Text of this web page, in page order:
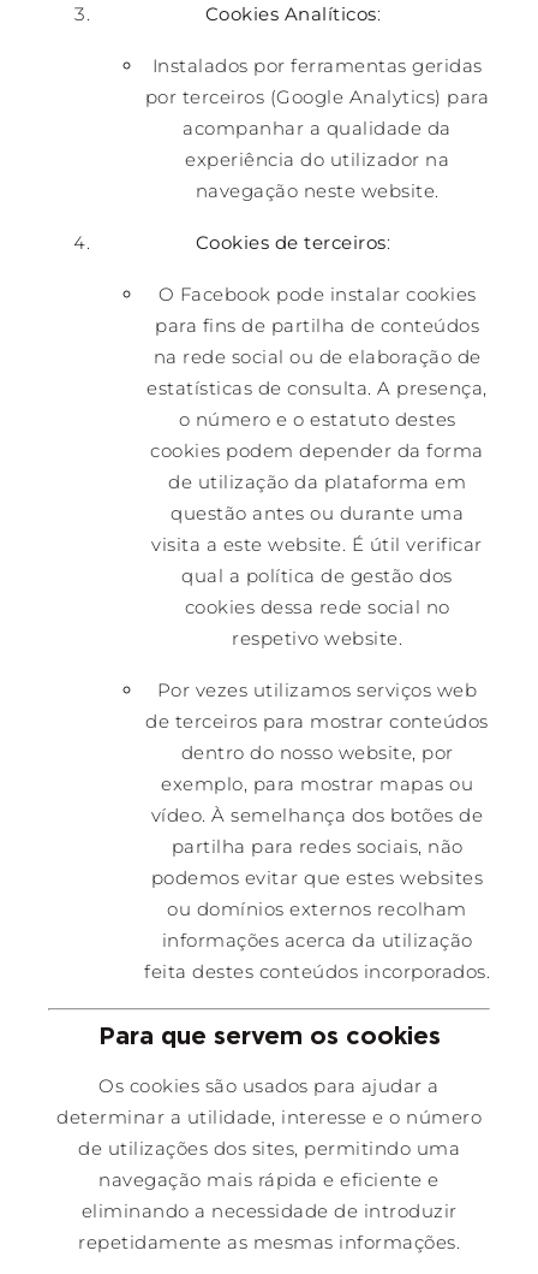
Cookies Analíticos:
Instalados por ferramentas geridas
por terceiros (Google Analytics) para
acompanhar a qualidade da
experiência do utilizador na
navegação neste website.
Cookies de terceiros:
O Facebook pode instalar cookies
para fins de partilha de conteúdos
na rede social ou de elaboração de
estatísticas de consulta. A presença,
o número e o estatuto destes
cookies podem depender da forma
de utilização da plataforma em
questão antes ou durante uma
visita a este website. É útil verificar
qual a política de gestão dos
cookies dessa rede social no
respetivo website.
Por vezes utilizamos serviços web
de terceiros para mostrar conteúdos
dentro do nosso website, por
exemplo, para mostrar mapas ou
vídeo. À semelhança dos botões de
partilha para redes sociais, não
podemos evitar que estes websites
ou domínios externos recolham
informações acerca da utilização
feita destes conteúdos incorporados.
Para que servem os cookies
Os cookies são usados para ajudar a
determinar a utilidade, interesse e o número
de utilizações dos sites, permitindo uma
navegação mais rápida e eficiente e
eliminando a necessidade de introduzir
repetidamente as mesmas informações.